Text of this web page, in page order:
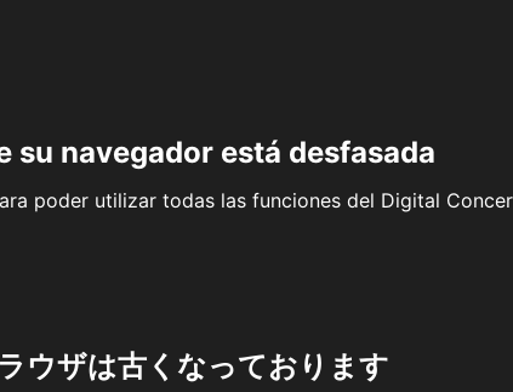
su navegador está desfasada
poder utilizar todas las funciones del Digital
ウザは古くなっております